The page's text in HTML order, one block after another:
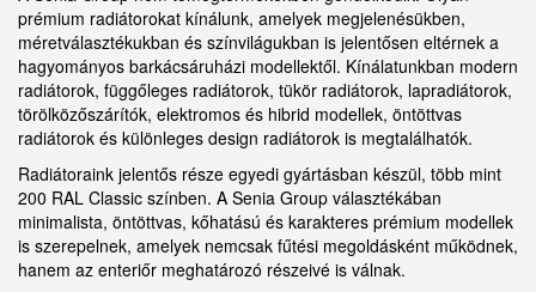
prémium radiátorokat kínálunk, amelyek megjelenésükben,
méretválasztékukban és színvilágukban is jelentősen eltérnek a
hagyományos barkácsáruházi modellektől. Kínálatunkban modern
radiátorok, függőleges radiátorok, tükör radiátorok, lapradiátorok,
törölközőszárítók, elektromos és hibrid modellek, öntöttvas
radiátorok és különleges design radiátorok is megtalálhatók.
Radiátoraink jelentős része egyedi gyártásban készül, több mint
200 RAL Classic színben. A Senia Group választékában
minimalista, öntöttvas, kőhatású és karakteres prémium modellek
is szerepelnek, amelyek nemcsak fűtési megoldásként működnek,
hanem az enteriőr meghatározó részeivé is válnak.